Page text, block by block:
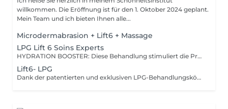
willkommen. Die Eröffnung ist für den 1. Oktober 2024 geplant.
Mein Team und ich bieten Ihnen alle...
Microdermabrasion + Lift6 + Massage
LPG Lift 6 Soins Experts
HYDRATION BOOSTER: Diese Behandlung stimuliert die Produktion von Hyaluronsäure und belebt die Mikrozirkulation, um die Haut intensiv mit Feuchtigkeit zu versorgen, aufzupolstern und zu glätten und sie gleichzeitig vor äußeren Einflüssen und Hautalterung zu schützen. NEUE HAUT: Dank eines doppelten mechanischen und chemischen Peelings von Gesicht und Hals reinigt diese Behandlung gründlich und leitet Giftstoffe ab, um eine gesunde, gleichmäßige, strahlende Haut und erholte Gesichtszüge zu erhalten. ZELLULÄRE REGENERATION: Diese großartige, umfassende Anti-Aging-Behandlung (Gesicht, Hals, Hände) stimuliert die Meridiane, um die Ausscheidung von Giftstoffen und die Zirkulation von Energieflüssen zu fördern, peelt die Haut, um den Teint zu glätten und aufzuhellen, und fördert die Zellregeneration, um Falten aufzufüllen und strafft die Haut.
Lift6- LPG
Dank der patentierten und exklusiven LPG-Behandlungsköpfe stimuliert die Endermologie-Technik die Haut sanft, um die ruhende Zellaktivität auf natürliche Weise, ohne Schmerzen und ohne Nebenwirkungen zu reaktivieren. Die so erweckten Zielzellen führen von innen heraus eine echte Metamorphose der Haut durch und sorgen so für sichtbare Anti-Aging-Ergebnisse. Der mit sequenzieller motorisierter Ventiltechnologie ausgestattete LPG-Behandlungskopf stimuliert die Fibroblasten (Jugendzellen), die dann die Produktion von natürlichem Kollagen, Elastin und Hyaluronsäure wieder in Gang setzen, Substanzen, die für die Festigkeit, das Volumen und die Geschmeidigkeit der Haut unerlässlich sind.